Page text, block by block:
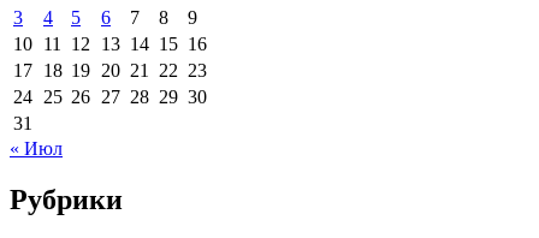
3
4 5 6 7 8
9
10 11 12 13 14 15 16
17 18 19 20 21 22 23
24 25 26 27 28 29 30
31
« Июл
Рубрики